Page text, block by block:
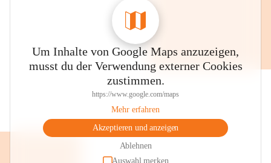
Um Inhalte von Google Maps anzuzeigen,
musst du der Verwendung externer Cookies
zustimmen.
https://www.google.com/maps
Mehr erfahren
Akzeptieren und anzeigen
Ablehnen
Auswahl merken